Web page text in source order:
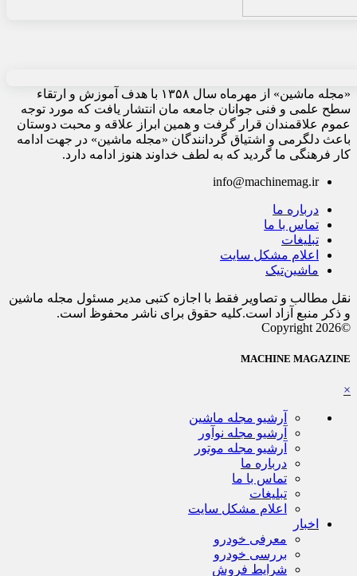
«مجله ماشین» از مهرماه سال ۱۳۵۸ با هدف آموزش و ارتقاء
سطح علمی و فنی جوانان جامعه مان انتشار یافت که مورد توجه
عموم علاقمندان قرار گرفت و همین ابراز علاقه و محبت دوستان
باعث دلگرمی و اشتیاق گردانندگان «مجله ماشین» در جهت ادامه
کار فرهنگی ما گردید که به لطف خداوند هنوز ادامه دارد.
info@machinemag.ir
درباره ما
تماس با ما
تبلیغات
اعلام مشکل سایت
ماشین‌تیک
نقل مطالب و تصاویر فقط با اجازه کتبی مدیر مسئول مجله ماشین
و ذکر منبع آزاد است.کلیه حقوق برای ناشر محفوظ است.
©Copyright 2026
MACHINE MAGAZINE
×
آرشیو مجله ماشین
آرشیو مجله نوآور
آرشیو مجله موتور
درباره ما
تماس با ما
تبلیغات
اعلام مشکل سایت
اخبار
معرفی خودرو
بررسی خودرو
شرایط فروش